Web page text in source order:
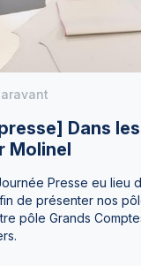
Dans
Molinel
Presse eu lieu
de présenter nos
pôle Grands